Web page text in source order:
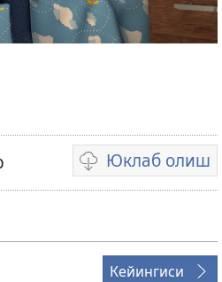
Юклаб олиш
Видео
ёзувларни
усуллари
Кейингиси